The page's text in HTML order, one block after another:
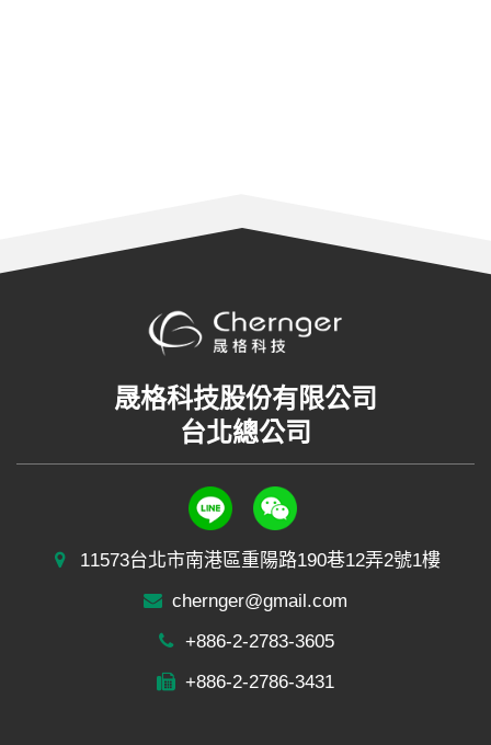
晟格科技股份有限公司
台北總公司
11573台北市南港區重陽路190巷12弄2號1樓
chernger@gmail.com
+886-2-2783-3605
+886-2-2786-3431